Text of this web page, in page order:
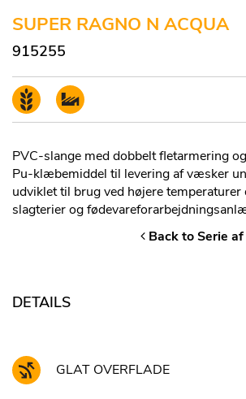
SUPER RAGNO N ACQUA
915255
PVC-slange med dobbelt fletarmering
Pu-klæbemiddel til levering af væsker
udviklet til brug ved højere temperaturer
slagterier og
Back to Serie
DETAILS
GLAT OVERFLADE